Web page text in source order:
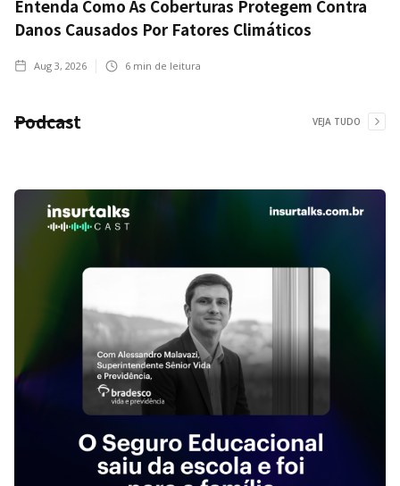
Entenda Como As Coberturas Protegem Contra
Danos Causados Por Fatores Climáticos
Aug 3, 2026 6 min de leitura
Podcast VEJA TUDO